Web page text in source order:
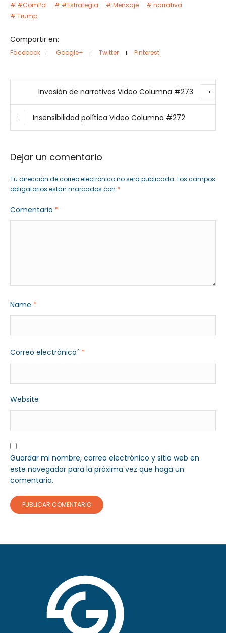
#ComPol #Estrategia Mensaje
narrativa
Trump
Compartir en:
Facebook Google+ Twitter Pinterest
Invasión de narrativas Video Columna #273
Insensibilidad política Video Columna #272
Dejar un comentario
Tu dirección de correo electrónico no será publicada. Los campos
obligatorios están marcados con *
Comentario *
Name *
Correo electrónico´ *
Website
Guardar mi nombre, correo electrónico y sitio web en
este navegador para la próxima vez que haga un
comentario.